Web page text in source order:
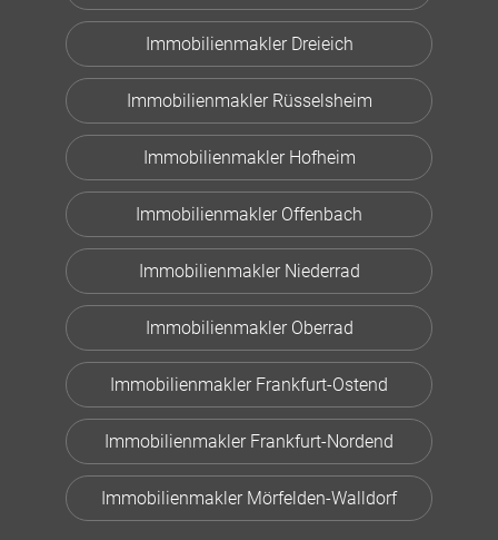
Immobilienmakler Dreieich
Immobilienmakler Rüsselsheim
Immobilienmakler Hofheim
Immobilienmakler Offenbach
Immobilienmakler Niederrad
Immobilienmakler Oberrad
Immobilienmakler Frankfurt-Ostend
Immobilienmakler Frankfurt-Nordend
Immobilienmakler Mörfelden-Walldorf